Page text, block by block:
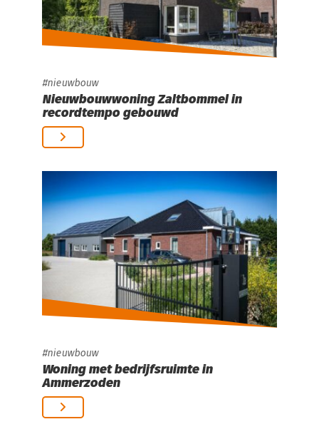
nieuwbouw
Nieuwbouwwoning Zaltbommel in
recordtempo gebouwd
nieuwbouw
Woning met bedrijfsruimte in
Ammerzoden